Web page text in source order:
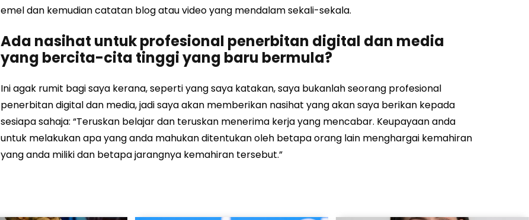
emel dan kemudian catatan blog atau video yang mendalam sekali-sekala.
Ada nasihat untuk profesional penerbitan digital dan media
yang bercita-cita tinggi yang baru bermula?
Ini agak rumit bagi saya kerana, seperti yang saya katakan, saya bukanlah seorang profesional
penerbitan digital dan media, jadi saya akan memberikan nasihat yang akan saya berikan kepada
sesiapa sahaja: “Teruskan belajar dan teruskan menerima kerja yang mencabar. Keupayaan anda
untuk melakukan apa yang anda mahukan ditentukan oleh betapa orang lain menghargai kemahiran
yang anda miliki dan betapa jarangnya kemahiran tersebut.”